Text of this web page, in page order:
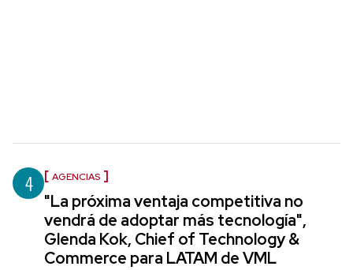
4 AGENCIAS
"La próxima ventaja competitiva no
vendrá de adoptar más tecnología",
Glenda Kok, Chief of Technology &
Commerce para LATAM de VML